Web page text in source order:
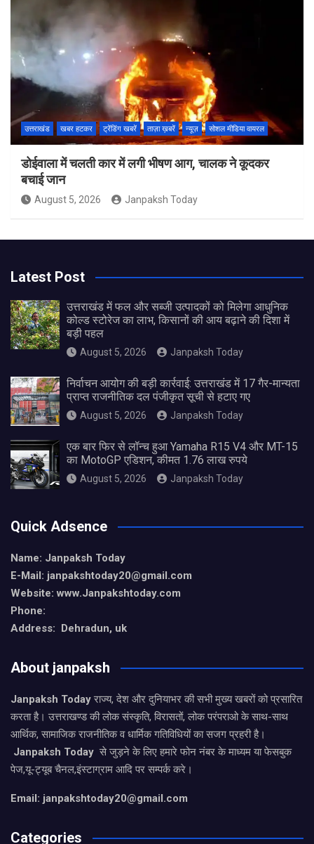
उत्तराखंड खबर हटकर ट्रेंडिंग खबरें ताज़ा ख़बरें न्यूज़ सोशल मीडिया वायरल
डोईवाला में चलती कार में लगी भीषण आग, चालक ने कूदकर
बचाई जान
August 5, 2026 Janpaksh Today
Latest Post
उत्तराखंड में फल और सब्जी उत्पादकों को मिलेगा आधुनिक
कोल्ड स्टोरेज का लाभ, किसानों की आय बढ़ाने की दिशा में
बड़ी पहल
August 5, 2026 Janpaksh Today
निर्वाचन आयोग की बड़ी कार्रवाई: उत्तराखंड में 17 गैर-मान्यता
प्राप्त राजनीतिक दल पंजीकृत सूची से हटाए गए
August 5, 2026 Janpaksh Today
एक बार फिर से लॉन्च हुआ Yamaha R15 V4 और MT-15
का MotoGP एडिशन, कीमत 1.76 लाख रुपये
August 5, 2026 Janpaksh Today
Quick Adsence
Name: Janpaksh Today
E-Mail: janpakshtoday20@gmail.com
Website: www.Janpakshtoday.com
Phone:
Address: Dehradun, uk
About janpaksh
Janpaksh Todayराज्य, देश और दुनियाभर की सभी मुख्य खबरों को प्रसारित
करता है। उत्तराखण्ड की लोक संस्कृति, विरासतों, लोक परंपराओ के साथ-साथ
आर्थिक, सामाजिक राजनीतिक व धार्मिक गतिविधियों का सजग प्रहरी है।
Janpaksh Today से जुड़ने के लिए हमारे फोन नंबर के माध्यम या फेसबुक
पेज,यू-ट्यूब चैनल,इंस्टाग्राम आदि पर सम्पर्क करे।
Email: janpakshtoday20@gmail.com
Categories